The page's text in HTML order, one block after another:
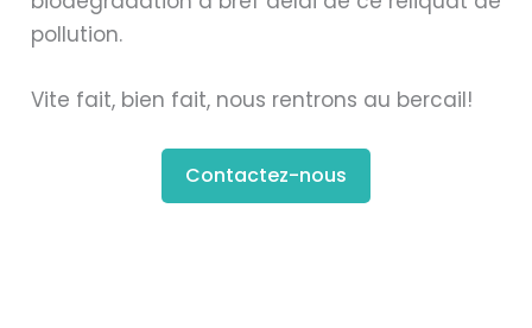
pollution.
Vite fait, bien fait, nous rentrons au bercail!
Contactez-nous